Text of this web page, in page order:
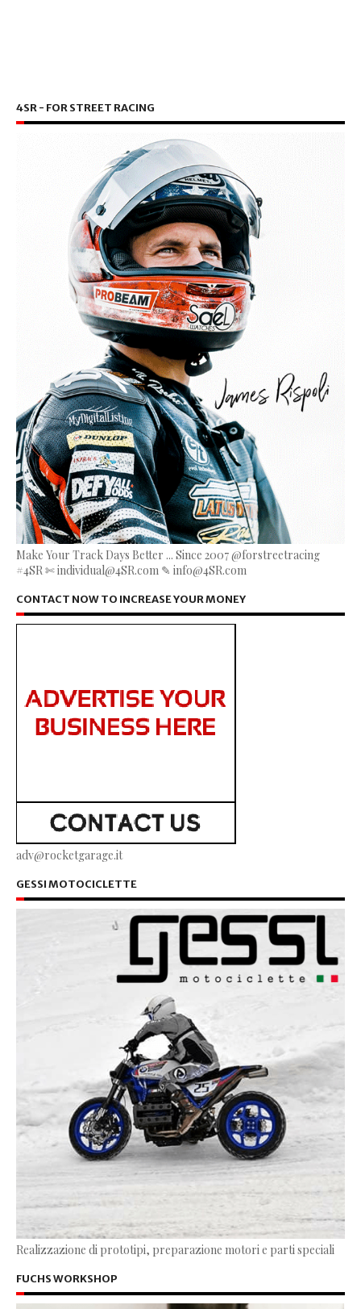
4SR - FOR STREET RACING
Make Your Track Days Better ... Since 2007 @forstreetracing
#4SR ✄ individual@4SR.com ✎ info@4SR.com
CONTACT NOW TO INCREASE YOUR MONEY
adv@rocketgarage.it
GESSI MOTOCICLETTE
Realizzazione di prototipi, preparazione motori e parti speciali
FUCHS WORKSHOP